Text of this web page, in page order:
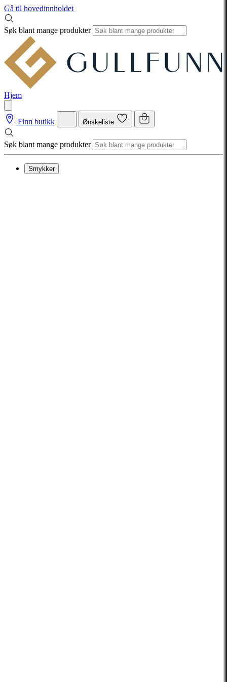
Gå til hovedinnholdet
Søk blant mange produkter
Hjem
Finn butikk Ønskeliste
Søk blant mange produkter
Smykker